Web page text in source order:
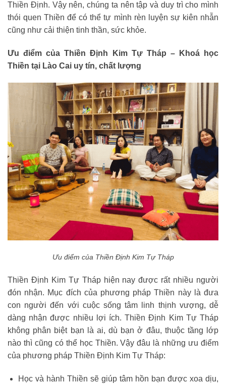
Thiền Định. Vậy nên, chúng ta nên tập và duy trì cho mình
thói quen Thiền để có thể tự mình rèn luyện sự kiên nhẫn
cũng như cải thiện tinh thần, sức khỏe.
Ưu điểm của Thiền Định Kim Tự Tháp – Khoá học
Thiền tại Lào Cai uy tín, chất lượng
Ưu điểm của Thiền Định Kim Tự Tháp
Thiền Định Kim Tự Tháp hiện nay được rất nhiều người
đón nhận. Mục đích của phương pháp Thiền này là đưa
con người đến với cuộc sống tâm linh thịnh vượng, dễ
dàng nhận được nhiều lợi ích. Thiền Định Kim Tự Tháp
không phân biệt bạn là ai, dù bạn ở đâu, thuộc tầng lớp
nào thì cũng có thể học Thiền. Vậy đâu là những ưu điểm
của phương pháp Thiền Định Kim Tự Tháp:
Học và hành Thiền sẽ giúp tâm hồn bạn được xoa dịu,